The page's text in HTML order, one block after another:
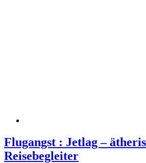
Flugangst : Jetlag –
Reisebegleiter